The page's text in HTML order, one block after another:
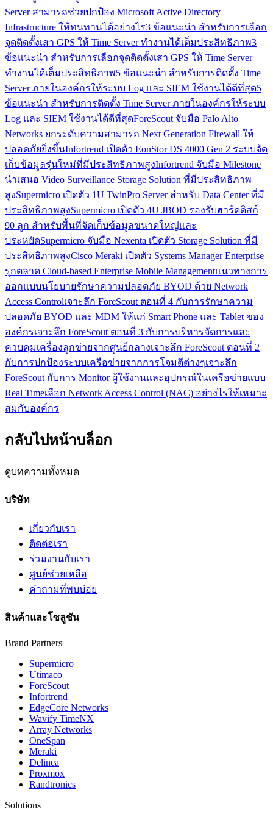
Server สามารถช่วยปกป้อง Microsoft Active Directory
Infrastructure ให้ทนทานได้อย่างไร3 ข้อแนะนำ สำหรับการเลือก
จุดติดตั้งเสา GPS ให้ Time Server ทำงานได้เต็มประสิทธิภาพ3
ข้อแนะนำ สำหรับการเลือกจุดติดตั้งเสา GPS ให้ Time Server
ทำงานได้เต็มประสิทธิภาพ5 ข้อแนะนำ สำหรับการติดตั้ง Time
Server ภายในองค์กรให้ระบบ Log และ SIEM ใช้งานได้ดีที่สุด5
ข้อแนะนำ สำหรับการติดตั้ง Time Server ภายในองค์กรให้ระบบ
Log และ SIEM ใช้งานได้ดีที่สุดForeScout จับมือ Palo Alto
Networks ยกระดับความสามารถ Next Generation Firewall ให้
ปลอดภัยยิ่งขึ้นInfortrend เปิดตัว EonStor DS 4000 Gen 2 ระบบจัด
เก็บข้อมูลรุ่นใหม่ที่มีประสิทธิภาพสูงInfortrend จับมือ Milestone
นำเสนอ Video Surveillance Storage Solution ที่มีประสิทธิภาพ
สูงSupermicro เปิดตัว 1U TwinPro Server สำหรับ Data Center ที่มี
ประสิทธิภาพสูงSupermicro เปิดตัว 4U JBOD รองรับฮาร์ดดิสก์
90 ลูก สำหรับพื้นที่จัดเก็บข้อมูลขนาดใหญ่และ
ประหยัดSupermicro จับมือ Nexenta เปิดตัว Storage Solution ที่มี
ประสิทธิภาพสูงCisco Meraki เปิดตัว Systems Manager Enterprise
รุกตลาด Cloud-based Enterprise Mobile Managementแนวทางการ
ออกแบบนโยบายรักษาความปลอดภัย BYOD ด้วย Network
Access Controlเจาะลึก ForeScout ตอนที่ 4 กับการรักษาความ
ปลอดภัย BYOD และ MDM ให้แก่ Smart Phone และ Tablet ของ
องค์กรเจาะลึก ForeScout ตอนที่ 3 กับการบริหารจัดการและ
ควบคุมเครื่องลูกข่ายจากศูนย์กลางเจาะลึก ForeScout ตอนที่ 2
กับการปกป้องระบบเครือข่ายจากการโจมตีต่างๆเจาะลึก
ForeScout กับการ Monitor ผู้ใช้งานและอุปกรณ์ในเครือข่ายแบบ
Real Timeเลือก Network Access Control (NAC) อย่างไรให้เหมาะ
สมกับองค์กร
กลับไปหน้าบล็อก
ดูบทความทั้งหมด
บริษัท
เกี่ยวกับเรา
ติดต่อเรา
ร่วมงานกับเรา
ศูนย์ช่วยเหลือ
คำถามที่พบบ่อย
สินค้าและโซลูชัน
Brand Partners
Supermicro
Utimaco
ForeScout
Infortrend
EdgeCore Networks
Wavify TimeNX
Array Networks
OneSpan
Meraki
Delinea
Proxmox
Randtronics
Solutions